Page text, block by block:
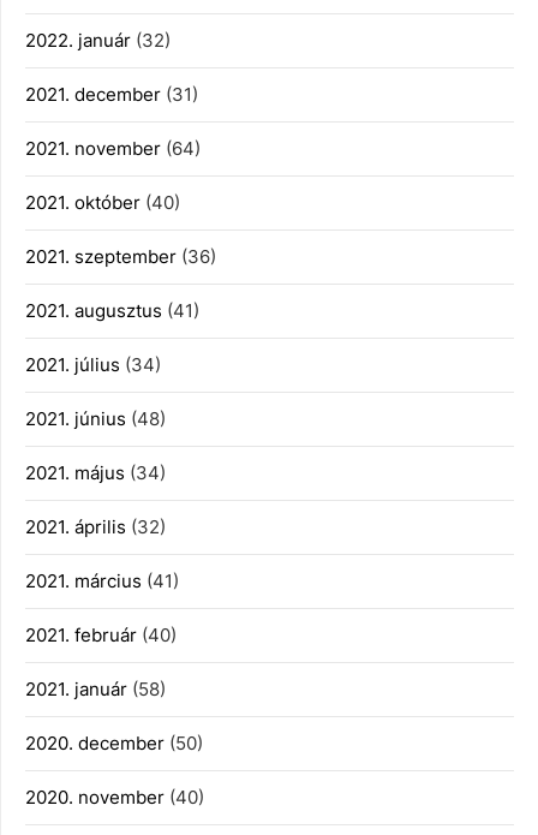
2022. január (32)
2021. december (31)
2021. november (64)
2021. október (40)
2021. szeptember (36)
2021. augusztus (41)
2021. július (34)
2021. június (48)
2021. május (34)
2021. április (32)
2021. március (41)
2021. február (40)
2021. január (58)
2020. december (50)
2020. november (40)